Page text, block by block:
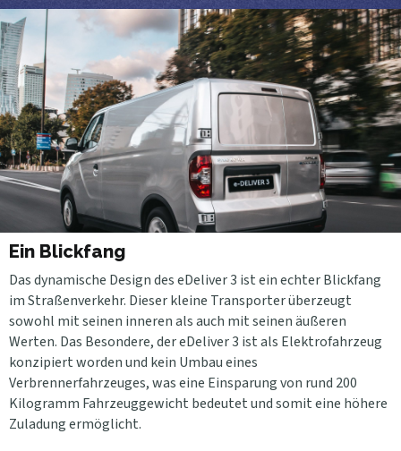
Ein Blickfang
Das dynamische Design des eDeliver 3 ist ein echter Blickfang
im Straßenverkehr. Dieser kleine Transporter überzeugt
sowohl mit seinen inneren als auch mit seinen äußeren
Werten. Das Besondere, der eDeliver 3 ist als Elektrofahrzeug
konzipiert worden und kein Umbau eines
Verbrennerfahrzeuges, was eine Einsparung von rund 200
Kilogramm Fahrzeuggewicht bedeutet und somit eine höhere
Zuladung ermöglicht.